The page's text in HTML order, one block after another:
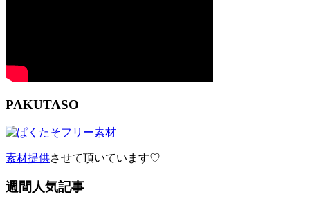
PAKUTASO
素材提供させて頂いています♡
週間人気記事